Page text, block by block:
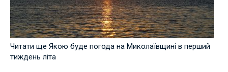
Читати ще Якою буде погода на Миколаївщині в перший
тиждень літа